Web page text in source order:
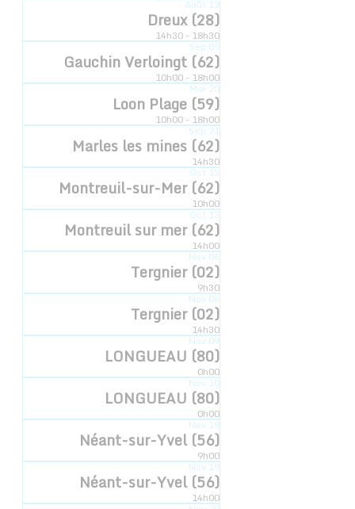
Août12
Dreux (28)
14h30 - 18h30
Sep05
Gauchin Verloingt (62)
10h00 - 18h00
Mar20
Loon Plage (59)
10h00 - 18h00
Sep21
Marles les mines (62)
14h30
Oct13
Montreuil-sur-Mer (62)
10h00
Oct13
Montreuil sur mer (62)
14h00
Nov06
Tergnier (02)
9h30
Nov06
Tergnier (02)
14h30
Nov09
LONGUEAU (80)
0h00
Nov10
LONGUEAU (80)
0h00
Nov19
Néant-sur-Yvel (56)
9h00
Nov19
Néant-sur-Yvel (56)
14h00
LIEU
Le Channel, Scène Nationale
+ Google Map
Inscription newsletter
© 2022 - Compagnie Hyperbole à Trois Poils
Mentions légales
Graphique:D.DELCOQUE